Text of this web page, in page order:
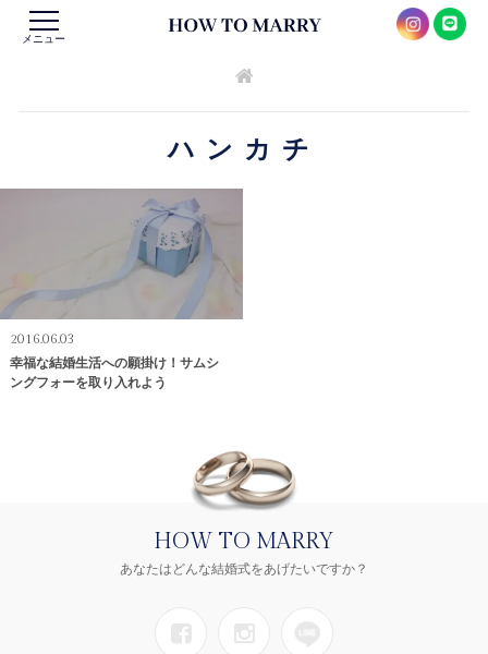
メニュー
ハンカチ
2016.06.03
幸福な結婚生活への願掛け！サムシ
ングフォーを取り入れよう
HOW TO MARRY
あなたはどんな結婚式をあげたいですか？